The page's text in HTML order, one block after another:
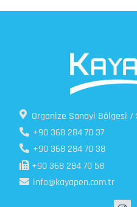
Organize Sanayi Bölgesi /
+90 368 284 70 37
+90 368 284 70 38
+90 368 284 70 58
info@kayapen.com.tr